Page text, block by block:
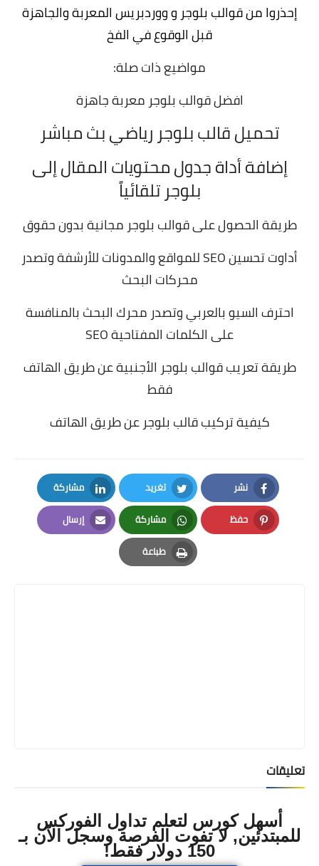
إحذروا من قوالب بلوجر و ووردبريس المعربة والجاهزة
قبل الوقوع في الفخ
مواضيع ذات صلة:
افضل قوالب بلوجر معربة جاهزة
تحميل قالب بلوجر رياضي بث مباشر
إضافة أداة جدول محتويات المقال إلى
بلوجر تلقائياً
طريقة الحصول على قوالب بلوجر مجانية بدون حقوق
أداوت تحسين SEO للمواقع والمدونات للأرشفة وتصدر
محركات البحث
احترف السيو بالعربي وتصدر محرك البحث بالمنافسة
على الكلمات المفتاحية SEO
طريقة تعريب قوالب بلوجر الأجنبية عن طريق الهاتف
فقط
كيفية تركيب قالب بلوجر عن طريق الهاتف
نشر
Facebook
تغريد
Twitter
مشاركة
LinkedIn
حفظ
Pinterest
مشاركة
Whatsapp
إرسال
Email
طباعة
Print
تعليقات
أسهل كورس لتعلم تداول الفوركس
للمبتدئين, لا تفوت الفرصة وسجل الآن بـ
150 دولار فقط!